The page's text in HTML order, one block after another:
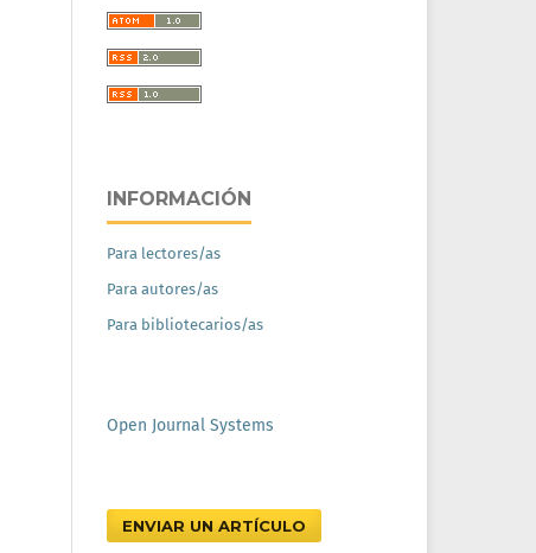
INFORMACIÓN
Para lectores/as
Para autores/as
Para bibliotecarios/as
Open Journal Systems
ENVIAR UN ARTÍCULO